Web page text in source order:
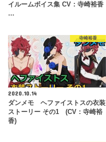
イルームボイス集 CV：寺崎裕香
…
寺崎裕香
2020.10.14
ダンメモ ヘファイストスの衣装
ストーリー その1 (CV：寺崎裕
香)